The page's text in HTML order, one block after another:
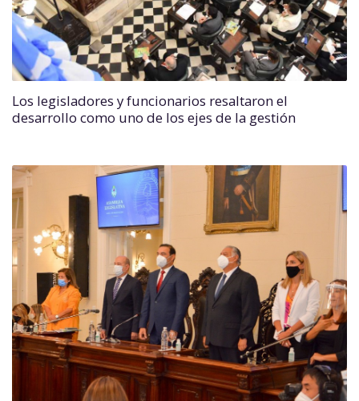
Los legisladores y funcionarios resaltaron el
desarrollo como uno de los ejes de la gestión